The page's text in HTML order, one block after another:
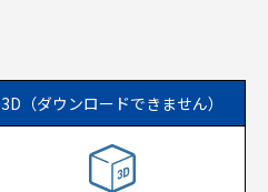
3D（ダウンロードできません）